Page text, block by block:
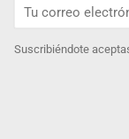
Suscribiéndote